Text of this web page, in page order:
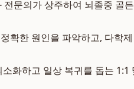
문의가 상주하여 뇌졸중 골
확한 원인을 파악하고, 다학
화하고 일상 복귀를 돕는 1:1